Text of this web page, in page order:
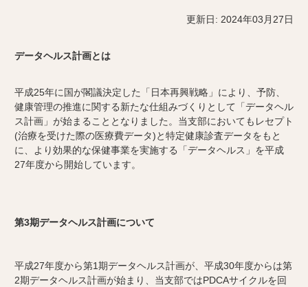
更新日: 2024年03月27日
データヘルス計画とは
平成25年に国が閣議決定した「日本再興戦略」により、予防、
健康管理の推進に関する新たな仕組みづくりとして「データヘル
ス計画」が始まることとなりました。当支部においてもレセプト
(治療を受けた際の医療費データ)と特定健康診査データをもと
に、より効果的な保健事業を実施する「データヘルス」を平成
27年度から開始しています。
第3期データヘルス計画について
平成27年度から第1期データヘルス計画が、平成30年度からは第
2期データヘルス計画が始まり、当支部ではPDCAサイクルを回